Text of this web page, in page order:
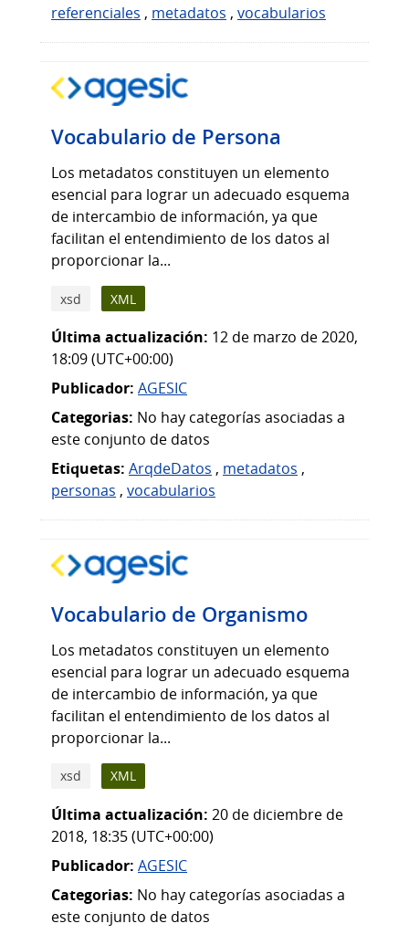
referenciales , metadatos , vocabularios
Vocabulario de Persona
Los metadatos constituyen un elemento
esencial para lograr un adecuado esquema
de intercambio de información, ya que
facilitan el entendimiento de los datos al
proporcionar la...
xsd XML
Última actualización: 12 de marzo de 2020,
18:09 (UTC+00:00)
Publicador: AGESIC
Categorias: No hay categorías asociadas a
este conjunto de datos
Etiquetas: ArqdeDatos , metadatos ,
personas , vocabularios
Vocabulario de Organismo
Los metadatos constituyen un elemento
esencial para lograr un adecuado esquema
de intercambio de información, ya que
facilitan el entendimiento de los datos al
proporcionar la...
xsd XML
Última actualización: 20 de diciembre de
2018, 18:35 (UTC+00:00)
Publicador: AGESIC
Categorias: No hay categorías asociadas a
este conjunto de datos